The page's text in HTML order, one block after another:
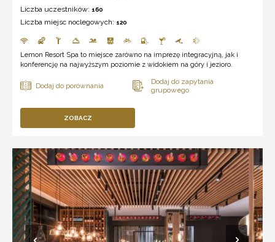
Liczba uczestników: 160
Liczba miejsc noclegowych: 120
Lemon Resort Spa to miejsce zarówno na imprezę integracyjną, jak i
konferencję na najwyższym poziomie z widokiem na góry i jezioro.
ZOBACZ